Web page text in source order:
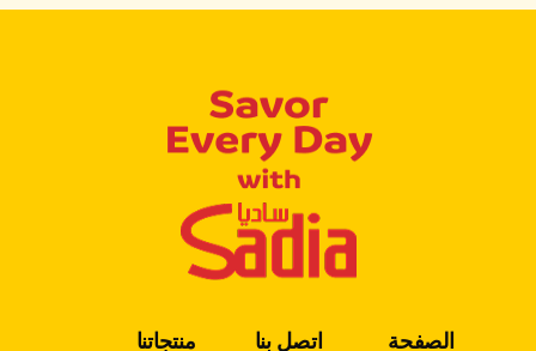
الصفحة اتصل بنا منتجاتنا